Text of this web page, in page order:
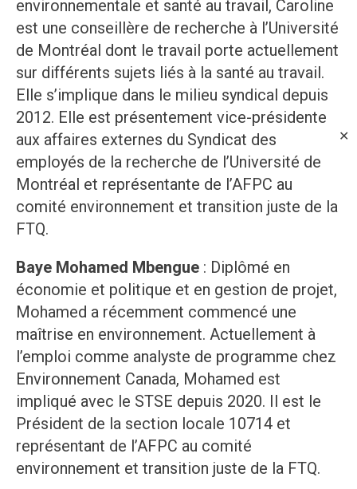
✕
environnementale et santé au travail, Caroline
est une conseillère de recherche à l’Université
de Montréal dont le travail porte actuellement
sur différents sujets liés à la santé au travail.
Elle s’implique dans le milieu syndical depuis
2012. Elle est présentement vice-présidente
aux affaires externes du Syndicat des
employés de la recherche de l’Université de
Montréal et représentante de l’AFPC au
comité environnement et transition juste de la
FTQ.
Baye Mohamed Mbengue : Diplômé en
économie et politique et en gestion de projet,
Mohamed a récemment commencé une
maîtrise en environnement. Actuellement à
l’emploi comme analyste de programme chez
Environnement Canada, Mohamed est
impliqué avec le STSE depuis 2020. Il est le
Président de la section locale 10714 et
représentant de l’AFPC au comité
environnement et transition juste de la FTQ.